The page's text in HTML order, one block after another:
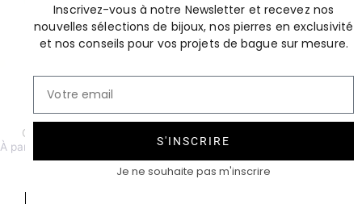
Chaîne maille forçat ronde
À partir de 620 € 1 400 €
Inscrivez-vous à notre Newsletter et recevez nos
nouvelles sélections de bijoux, nos pierres en exclusivité
et nos conseils pour vos projets de bague sur mesure.
S'INSCRIRE
Je ne souhaite pas m'inscrire